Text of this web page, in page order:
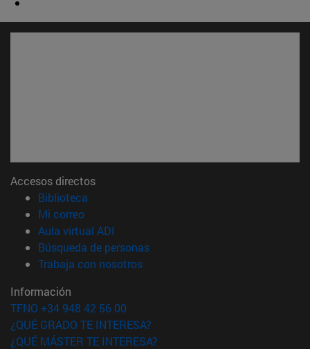
Accesos directos
Biblioteca
Mi correo(abre en nueva ventana)
Aula virtual ADI
Búsqueda de personas(abre en nueva ventana)
Trabaja con nosotros(abre en nueva ventana)
Información
TFNO +34 948 42 56 00
¿QUÉ GRADO TE INTERESA?
¿QUÉ MÁSTER TE INTERESA?